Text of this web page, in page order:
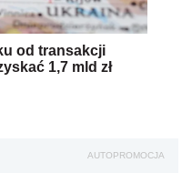
od transakcji
1,7 mld zł
AUTOPROMOCJA